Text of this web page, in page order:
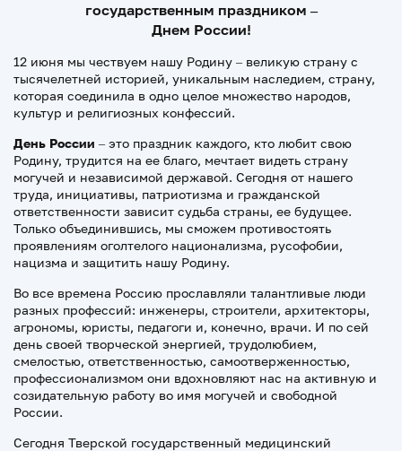
государственным праздником –
Днем России!
12 июня мы чествуем нашу Родину – великую страну с
тысячелетней историей, уникальным наследием, страну,
которая соединила в одно целое множество народов,
культур и религиозных конфессий.
День России – это праздник каждого, кто любит свою
Родину, трудится на ее благо, мечтает видеть страну
могучей и независимой державой. Сегодня от нашего
труда, инициативы, патриотизма и гражданской
ответственности зависит судьба страны, ее будущее.
Только объединившись, мы сможем противостоять
проявлениям оголтелого национализма, русофобии,
нацизма и защитить нашу Родину.
Во все времена Россию прославляли талантливые люди
разных профессий: инженеры, строители, архитекторы,
агрономы, юристы, педагоги и, конечно, врачи. И по сей
день своей творческой энергией, трудолюбием,
смелостью, ответственностью, самоотверженностью,
профессионализмом они вдохновляют нас на активную и
созидательную работу во имя могучей и свободной
России.
Сегодня Тверской государственный медицинский